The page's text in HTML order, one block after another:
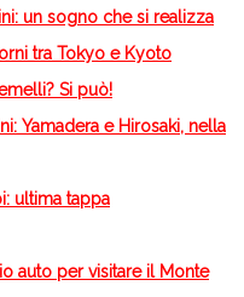
un sogno che si realizza
tra Tokyo e Kyoto
Si può!
Yamadera e Hirosaki, nella
ultima tappa
auto per visitare il Monte